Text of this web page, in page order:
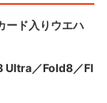
ード入りウエハ
Ultra／Fold8／Fl